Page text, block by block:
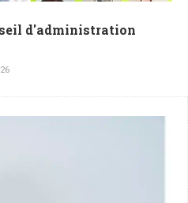
d'administration